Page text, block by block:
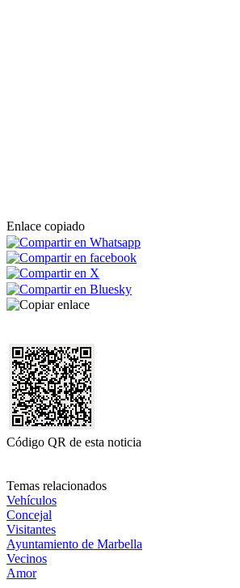
Enlace copiado
Código QR de esta noticia
Temas relacionados
Vehículos
Concejal
Visitantes
Ayuntamiento de Marbella
Vecinos
Amor